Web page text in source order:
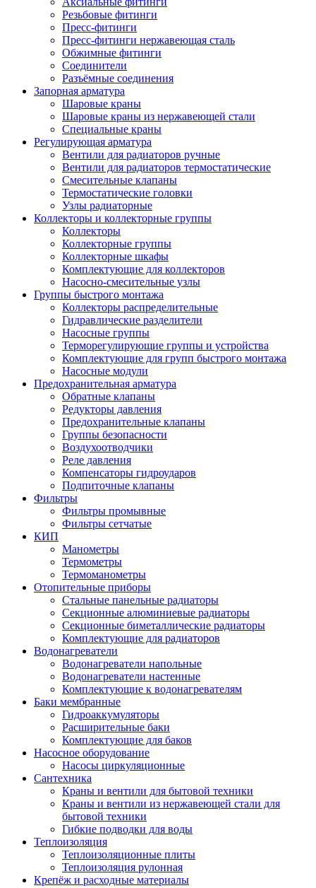
Резьбовые фитинги
Пресс-фитинги
Пресс-фитинги нержавеющая сталь
Обжимные фитинги
Соединители
Разъёмные соединения
Запорная арматура
Шаровые краны
Шаровые краны из нержавеющей стали
Специальные краны
Регулирующая арматура
Вентили для радиаторов ручные
Вентили для радиаторов термостатические
Смесительные клапаны
Термостатические головки
Узлы радиаторные
Коллекторы и коллекторные группы
Коллекторы
Коллекторные группы
Коллекторные шкафы
Комплектующие для коллекторов
Насосно-смесительные узлы
Группы быстрого монтажа
Коллекторы распределительные
Гидравлические разделители
Насосные группы
Терморегулирующие группы и устройства
Комплектующие для групп быстрого монтажа
Насосные модули
Предохранительная арматура
Обратные клапаны
Редукторы давления
Предохранительные клапаны
Группы безопасности
Воздухоотводчики
Реле давления
Компенсаторы гидроударов
Подпиточные клапаны
Фильтры
Фильтры промывные
Фильтры сетчатые
КИП
Манометры
Термометры
Термоманометры
Отопительные приборы
Стальные панельные радиаторы
Секционные алюминиевые радиаторы
Секционные биметаллические радиаторы
Комплектующие для радиаторов
Водонагреватели
Водонагреватели напольные
Водонагреватели настенные
Комплектующие к водонагревателям
Баки мембранные
Гидроаккумуляторы
Расширительные баки
Комплектующие для баков
Насосное оборудование
Насосы циркуляционные
Сантехника
Краны и вентили для бытовой техники
Краны и вентили из нержавеющей стали для
бытовой техники
Гибкие подводки для воды
Теплоизоляция
Теплоизоляционные плиты
Теплоизоляция рулонная
Крепёж и расходные материалы